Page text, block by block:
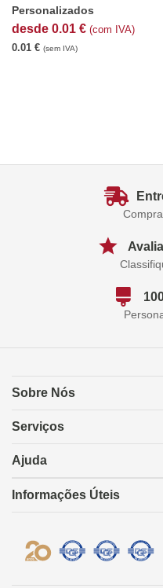
Personalizados
desde 0.01 € (com IVA)
0.01 € (sem IVA)
Sobre Nós
Serviços
Ajuda
Informações Úteis